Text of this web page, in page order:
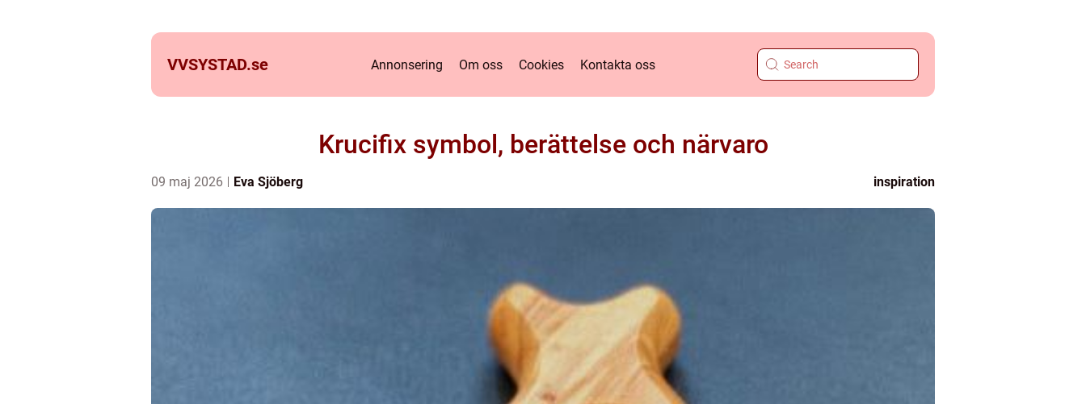
VVSYSTAD.se Annonsering Om oss Cookies Kontakta oss
Krucifix symbol, berättelse och närvaro
09 maj 2026 Eva Sjöberg inspiration